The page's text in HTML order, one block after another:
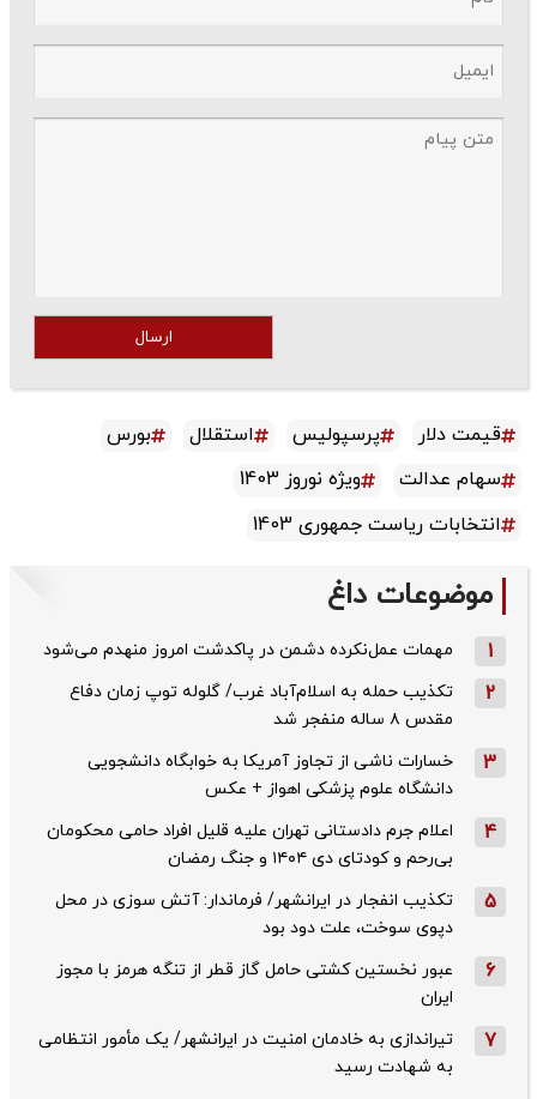
ارسال
قیمت دلار پرسپولیس استقلال
بورس
سهام عدالت
ویژه نوروز 1403
انتخابات ریاست جمهوری 1403
موضوعات داغ
1 مهمات عمل‌نکرده دشمن در پاکدشت امروز منهدم می‌شود
2
تکذیب حمله به اسلام‌آباد غرب/ گلوله توپ زمان دفاع
مقدس ۸ ساله منفجر شد
3
خسارات ناشی از تجاوز آمریکا به خوابگاه دانشجویی
دانشگاه علوم پزشکی اهواز + عکس
4
اعلام جرم دادستانی تهران علیه قلیل افراد حامی محکومان
بی‌رحم و کودتای دی‌ ۱۴۰۴ و جنگ رمضان
5
تکذیب ‌انفجار در ایرانشهر/ فرماندار: آتش سوزی در محل
دپوی سوخت، علت دود بود
6
عبور نخستین کشتی حامل گاز قطر از تنگه هرمز با مجوز
ایران
7
تیراندازی به خادمان امنیت در ایرانشهر/ یک مأمور انتظامی
به شهادت رسید